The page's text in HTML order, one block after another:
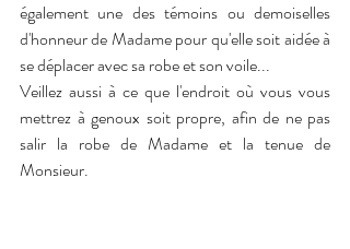
également une des témoins ou demoiselles
d'honneur de Madame pour qu'elle soit aidée à
se déplacer avec sa robe et son voile...
Veillez aussi à ce que l'endroit où vous vous
mettrez à genoux soit propre, afin de ne pas
salir la robe de Madame et la tenue de
Monsieur.